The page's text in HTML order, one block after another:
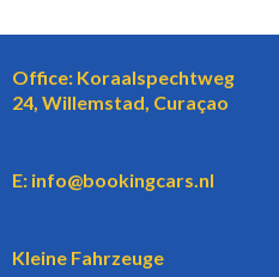
Office: Koraalspechtweg
24, Willemstad, Curaçao
E: info@bookingcars.nl
Kleine Fahrzeuge